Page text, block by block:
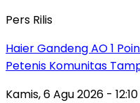
Pers Rilis
Haier Gandeng AO 1
Petenis Komunitas
Kamis, 6 Agu 2026 -